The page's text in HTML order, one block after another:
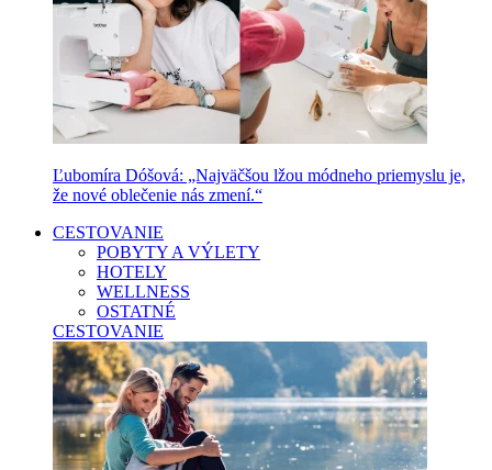
Ľubomíra Dóšová: „Najväčšou lžou módneho priemyslu je,
že nové oblečenie nás zmení.“
CESTOVANIE
POBYTY A VÝLETY
HOTELY
WELLNESS
OSTATNÉ
CESTOVANIE